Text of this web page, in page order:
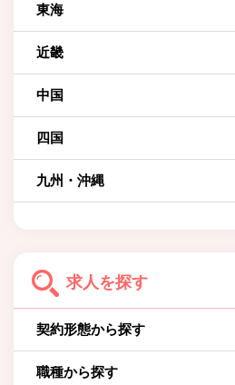
東海
近畿
中国
四国
九州・沖縄
求人を探す
契約形態から探す
職種から探す